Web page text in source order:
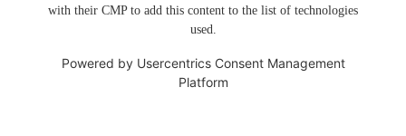
with their CMP to add this content to the list of technologies
used.
Powered by Usercentrics Consent Management
Platform